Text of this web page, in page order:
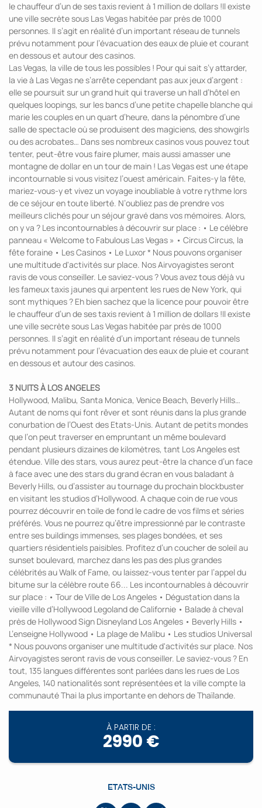
le chauffeur d’un de ses taxis revient à 1 million de dollars !Il existe
une ville secrète sous Las Vegas habitée par près de 1000
personnes. Il s’agit en réalité d’un important réseau de tunnels
prévu notamment pour l’évacuation des eaux de pluie et courant
en dessous et autour des casinos.
Las Vegas, la ville de tous les possibles ! Pour qui sait s’y attarder,
la vie à Las Vegas ne s’arrête cependant pas aux jeux d’argent :
elle se poursuit sur un grand huit qui traverse un hall d’hôtel en
quelques loopings, sur les bancs d’une petite chapelle blanche qui
marie les couples en un quart d’heure, dans la pénombre d’une
salle de spectacle où se produisent des magiciens, des showgirls
ou des acrobates… Dans ses nombreux casinos vous pouvez tout
tenter, peut-être vous faire plumer, mais aussi amasser une
montagne de dollar en un tour de main ! Las Vegas est une étape
incontournable si vous visitez l’ouest américain. Faites-y la fête,
mariez-vous-y et vivez un voyage inoubliable à votre rythme lors
de ce séjour en toute liberté. N’oubliez pas de prendre vos
meilleurs clichés pour un séjour gravé dans vos mémoires. Alors,
on y va ? Les incontournables à découvrir sur place : • Le célèbre
panneau « Welcome to Fabulous Las Vegas » • Circus Circus, la
fête foraine • Les Casinos • Le Luxor * Nous pouvons organiser
une multitude d'activités sur place. Nos Airvoyagistes seront
ravis de vous conseiller. Le saviez-vous ? Vous avez tous déjà vu
les fameux taxis jaunes qui arpentent les rues de New York, qui
sont mythiques ? Eh bien sachez que la licence pour pouvoir être
le chauffeur d’un de ses taxis revient à 1 million de dollars !Il existe
une ville secrète sous Las Vegas habitée par près de 1000
personnes. Il s’agit en réalité d’un important réseau de tunnels
prévu notamment pour l’évacuation des eaux de pluie et courant
en dessous et autour des casinos.
3 NUITS À LOS ANGELES
Hollywood, Malibu, Santa Monica, Venice Beach, Beverly Hills…
Autant de noms qui font rêver et sont réunis dans la plus grande
conurbation de l’Ouest des Etats-Unis. Autant de petits mondes
que l’on peut traverser en empruntant un même boulevard
pendant plusieurs dizaines de kilomètres, tant Los Angeles est
étendue. Ville des stars, vous aurez peut-être la chance d’un face
à face avec une des stars du grand écran en vous baladant à
Beverly Hills, ou d’assister au tournage du prochain blockbuster
en visitant les studios d’Hollywood. A chaque coin de rue vous
pourrez découvrir en toile de fond le cadre de vos films et séries
préférés. Vous ne pourrez qu’être impressionné par le contraste
entre ses buildings immenses, ses plages bondées, et ses
quartiers résidentiels paisibles. Profitez d’un coucher de soleil au
sunset boulevard, marchez dans les pas des plus grandes
célébrités au Walk of Fame, ou laissez-vous tenter par l’appel du
bitume sur la célèbre route 66... Les incontournables à découvrir
sur place : • Tour de Ville de Los Angeles • Dégustation dans la
vieille ville d’Hollywood Legoland de Californie • Balade à cheval
près de Hollywood Sign Disneyland Los Angeles • Beverly Hills •
L’enseigne Hollywood • La plage de Malibu • Les studios Universal
* Nous pouvons organiser une multitude d'activités sur place. Nos
Airvoyagistes seront ravis de vous conseiller. Le saviez-vous ? En
tout, 135 langues différentes sont parlées dans les rues de Los
Angeles, 140 nationalités sont représentées et la ville compte la
communauté Thai la plus importante en dehors de Thaïlande.
À PARTIR DE :
2990 €
ETATS-UNIS